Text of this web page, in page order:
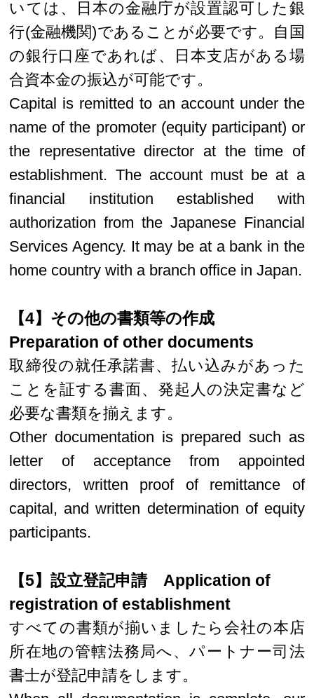
いては、日本の金融庁が設置認可した銀
行(金融機関)であることが必要です。自国
の銀行口座であれば、日本支店がある場
合資本金の振込が可能です。
Capital is remitted to an account under the
name of the promoter (equity participant) or
the representative director at the time of
establishment. The account must be at a
financial institution established with
authorization from the Japanese Financial
Services Agency. It may be at a bank in the
home country with a branch office in Japan.
【4】その他の書類等の作成
Preparation of other documents
取締役の就任承諾書、払い込みがあった
ことを証する書面、発起人の決定書など
必要な書類を揃えます。
Other documentation is prepared such as
letter of acceptance from appointed
directors, written proof of remittance of
capital, and written determination of equity
participants.
【5】設立登記申請 Application of
registration of establishment
すべての書類が揃いましたら会社の本店
所在地の管轄法務局へ、パートナー司法
書士が登記申請をします。